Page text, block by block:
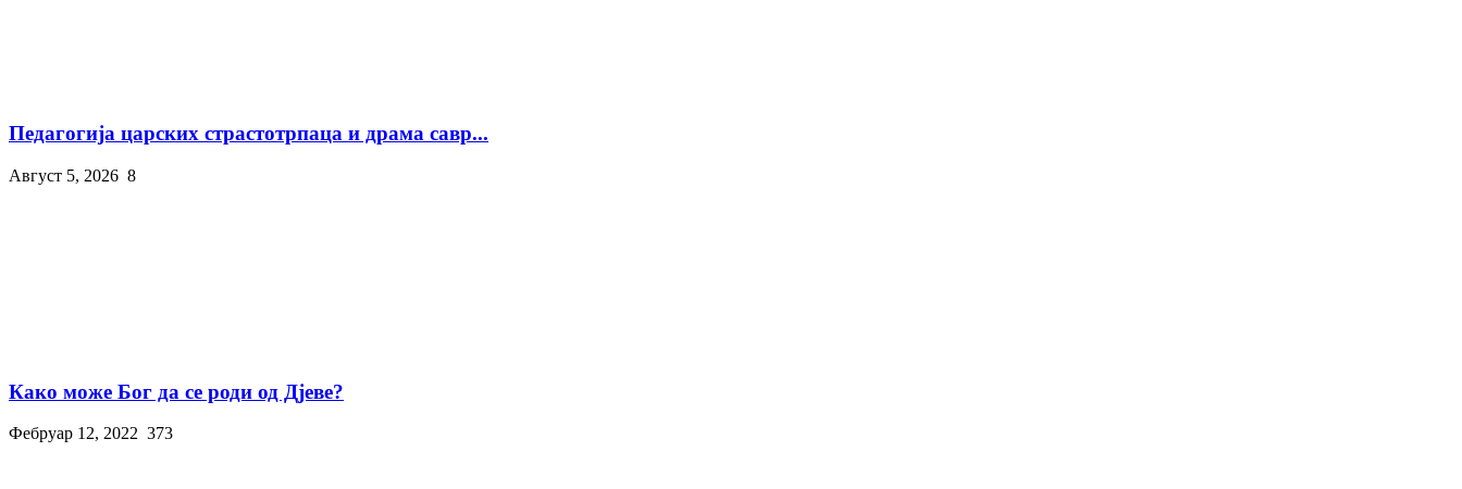
Педагогија царских страстотрпаца и драма савр...
Август 5, 2026 8
Како може Бог да се роди од Дјеве?
Фебруар 12, 2022 373